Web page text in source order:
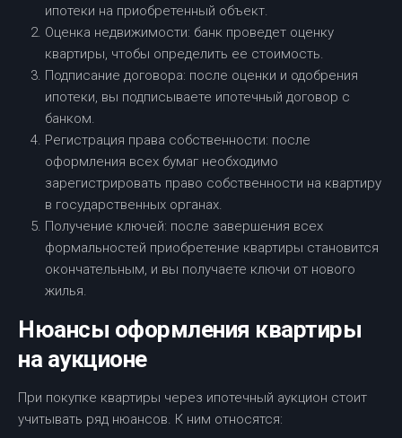
ипотеки на приобретенный объект.
Оценка недвижимости: банк проведет оценку
квартиры, чтобы определить ее стоимость.
Подписание договора: после оценки и одобрения
ипотеки, вы подписываете ипотечный договор с
банком.
Регистрация права собственности: после
оформления всех бумаг необходимо
зарегистрировать право собственности на квартиру
в государственных органах.
Получение ключей: после завершения всех
формальностей приобретение квартиры становится
окончательным, и вы получаете ключи от нового
жилья.
Нюансы оформления квартиры
на аукционе
При покупке квартиры через ипотечный аукцион стоит
учитывать ряд нюансов. К ним относятся: